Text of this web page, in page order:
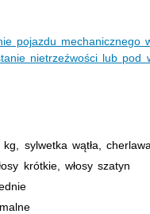
pojazdu mechanicznego
nietrzeźwości lub pod
sylwetka wątła, cherlawa
krótkie, włosy szatyn